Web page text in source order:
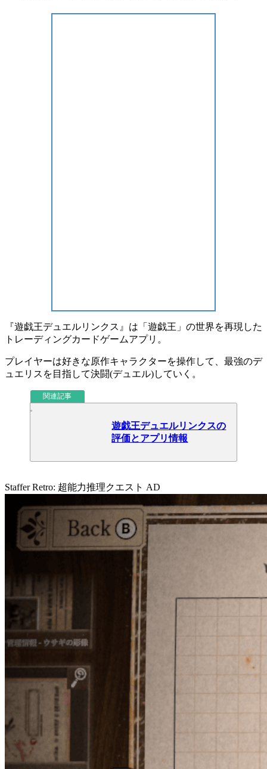
『遊戯王デュエルリンクス』は 「遊戯王」 の世界を再現した
トレーディングカードゲームアプリ 。
プレイヤーは好きな原作キャラクターを操作して、 最強のデ
ュエリス を目指して決闘(デュエル)していく。
関連記事
遊戯王デュエルリンクスの
評価とアプリ情報
Staffer Retro: 超能力推理クエスト AD